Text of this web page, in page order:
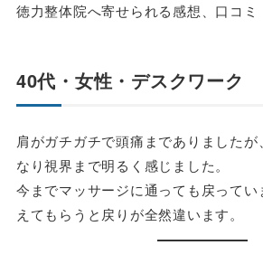
徳力整体院へ寄せられる感想、口コミ
40代・女性・デスクワーク
肩がガチガチで頭痛までありましたが
なり視界まで明るく感じました。
今までマッサージに通っても戻って
えてもらうと戻りが全然違います。